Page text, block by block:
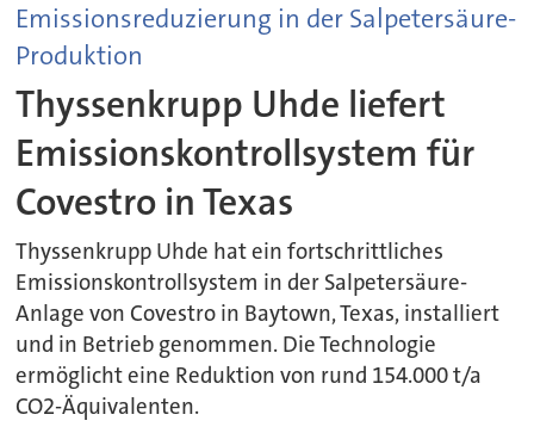
Emissionsreduzierung in der Salpetersäure-
Produktion
Thyssenkrupp Uhde liefert
Emissionskontrollsystem für
Covestro in Texas
Thyssenkrupp Uhde hat ein fortschrittliches
Emissionskontrollsystem in der Salpetersäure-
Anlage von Covestro in Baytown, Texas, installiert
und in Betrieb genommen. Die Technologie
ermöglicht eine Reduktion von rund 154.000 t/a
CO2-Äquivalenten.